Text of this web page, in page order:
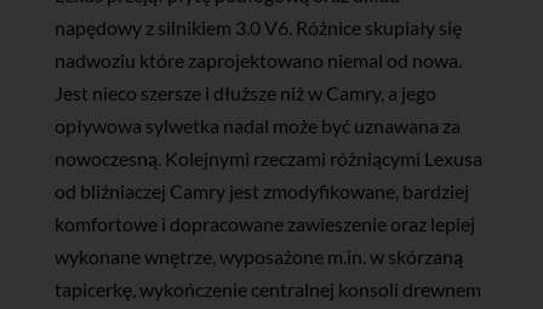
napędowy z silnikiem 3.0 V6. Różnice skupiały się
nadwoziu które zaprojektowano niemal od nowa.
Jest nieco szersze i dłuższe niż w Camry, a jego
opływowa sylwetka nadal może być uznawana za
nowoczesną. Kolejnymi rzeczami różniącymi Lexusa
od bliźniaczej Camry jest zmodyfikowane, bardziej
komfortowe i dopracowane zawieszenie oraz lepiej
wykonane wnętrze, wyposażone m.in. w skórzaną
tapicerkę, wykończenie centralnej konsoli drewnem